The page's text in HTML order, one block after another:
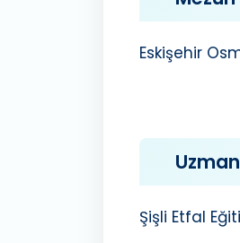
Eskişehir
Şişli Etfal